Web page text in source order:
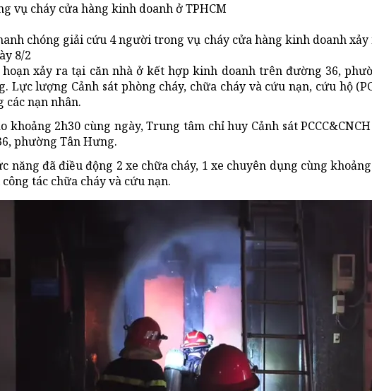
vụ cháy cửa hàng kinh doanh ở TPHCM
chóng giải cứu 4 người trong vụ cháy cửa hàng kinh doanh
8/2
hoạn xảy ra tại căn nhà ở kết hợp kinh doanh trên đường 36,
lượng Cảnh sát phòng cháy, chữa cháy và cứu nạn, cứu hộ
các nạn nhân.
khoảng 2h30 cùng ngày, Trung tâm chỉ huy Cảnh sát
phường Tân Hưng.
năng đã điều động 2 xe chữa cháy, 1 xe chuyên dụng cùng
tác chữa cháy và cứu nạn.